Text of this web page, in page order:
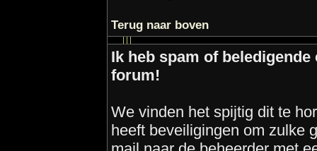
Terug naar boven
Ik heb spam of
forum!
We vinden het spijtig dit te
heeft beveiligingen om zulke